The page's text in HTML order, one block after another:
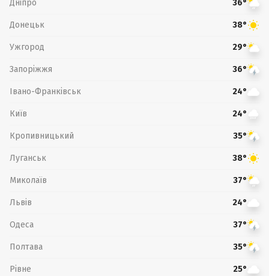
Дніпро 36°
Донецьк 38°
Ужгород 29°
Запоріжжя 36°
Івано-Франківськ 24°
Київ 24°
Кропивницький 35°
Луганськ 38°
Миколаїв 37°
Львів 24°
Одеса 37°
Полтава 35°
Рівне 25°